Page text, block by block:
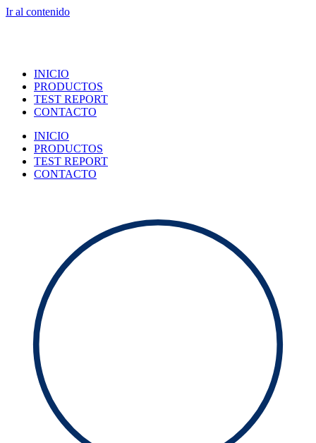
Ir al contenido
INICIO
PRODUCTOS
TEST REPORT
CONTACTO
INICIO
PRODUCTOS
TEST REPORT
CONTACTO